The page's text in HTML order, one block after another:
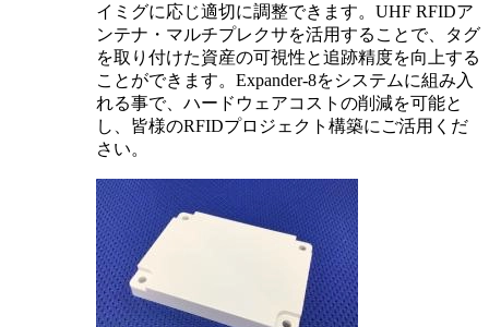
イミグに応じ適切に調整できます。UHF RFIDア
ンテナ・マルチプレクサを活用することで、タグ
を取り付けた資産の可視性と追跡精度を向上する
ことができます。Expander-8をシステムに組み入
れる事で、ハードウェアコストの削減を可能と
し、皆様のRFIDプロジェクト構築にご活用くだ
さい。